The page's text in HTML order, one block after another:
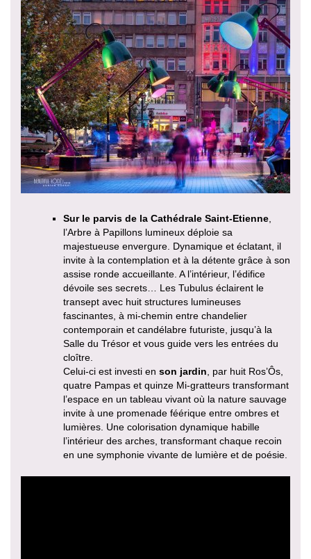
Sur le parvis de la Cathédrale Saint-Etienne
l’Arbre à Papillons lumineux déploie sa
majestueuse envergure. Dynamique et éclatant, il
invite à la contemplation et à la détente grâce à son
assise ronde accueillante. A l’intérieur, l’édifice
dévoile ses secrets… Les Tubulus éclairent le
transept avec huit structures lumineuses
fascinantes, à mi-chemin entre chandelier
contemporain et candélabre futuriste, jusqu’à la
Salle du Trésor et vous guide vers les entrées du
cloître.
Celui-ci est investi en son jardin , par huit Ros’Ôs,
quatre Pampas et quinze Mi-gratteurs transformant
l’espace en un tableau vivant où la nature sauvage
invite à une promenade féérique entre ombres et
lumières. Une colorisation dynamique habille
l’intérieur des arches, transformant chaque recoin
en une symphonie vivante de lumière et de poésie.